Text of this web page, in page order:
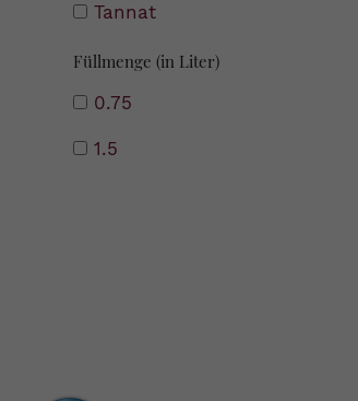
Tannat
Füllmenge (in Liter)
0.75
1.5